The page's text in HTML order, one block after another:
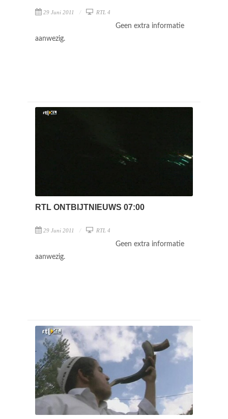
29 Juni 2011 RTL 4
Geen extra informatie
aanwezig.
RTL ONTBIJTNIEUWS 07:00
29 Juni 2011 RTL 4
Geen extra informatie
aanwezig.